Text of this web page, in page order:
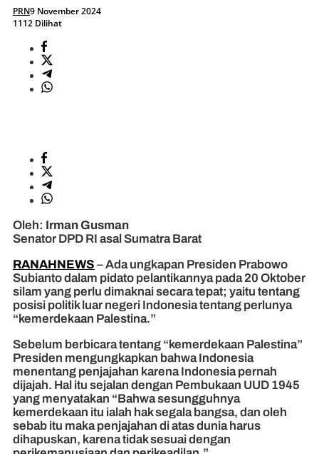
PRN9 November 2024
1112 Dilihat
Oleh: Irman Gusman
Senator DPD RI asal Sumatra Barat
RANAHNEWS – Ada ungkapan Presiden Prabowo
Subianto dalam pidato pelantikannya pada 20 Oktober
silam yang perlu dimaknai secara tepat; yaitu tentang
posisi politik luar negeri Indonesia tentang perlunya
“kemerdekaan Palestina.”
Sebelum berbicara tentang “kemerdekaan Palestina”
Presiden mengungkapkan bahwa Indonesia
menentang penjajahan karena Indonesia pernah
dijajah. Hal itu sejalan dengan Pembukaan UUD 1945
yang menyatakan “Bahwa sesungguhnya
kemerdekaan itu ialah hak segala bangsa, dan oleh
sebab itu maka penjajahan di atas dunia harus
dihapuskan, karena tidak sesuai dengan